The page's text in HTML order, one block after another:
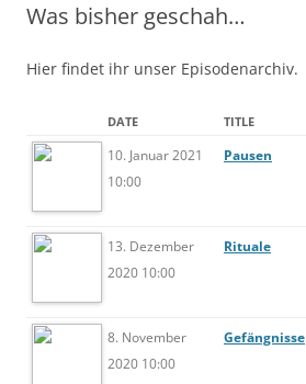
Was bisher geschah…
Hier findet ihr unser Episodenarchiv.
DATE TITLE
10. Januar 2021
10:00
Pausen
13. Dezember
2020 10:00
Rituale
8. November
2020 10:00
Gefängnisse